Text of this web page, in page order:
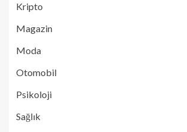
Kripto
Magazin
Moda
Otomobil
Psikoloji
Sağlık